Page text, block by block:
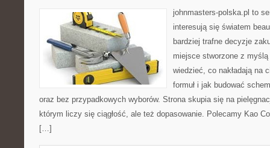
johnmasters-polska.pl to
interesują się światem
bardziej trafne decyzje
miejsce stworzone z
wiedzieć, co nakładają na
formuł i jak budować
oraz bez przypadkowych wyborów. Strona skupia się na
którym liczy się ciągłość, ale też dopasowanie. Polecamy Kao
[…]